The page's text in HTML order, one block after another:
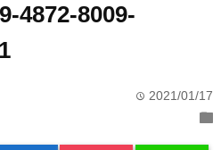
4872-8009-
time 2021/01/17
folder